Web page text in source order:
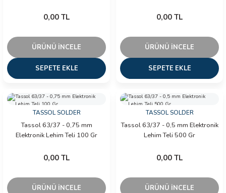
0,00 TL
ÜRÜNÜ İNCELE
SEPETE EKLE
0,00 TL
ÜRÜNÜ İNCELE
SEPETE EKLE
TASSOL SOLDER
Tassol 63/37 - 0,75 mm
Elektronik Lehim Teli 100 Gr
0,00 TL
ÜRÜNÜ İNCELE
TASSOL SOLDER
Tassol 63/37 - 0,5 mm Elektronik
Lehim Teli 500 Gr
0,00 TL
ÜRÜNÜ İNCELE